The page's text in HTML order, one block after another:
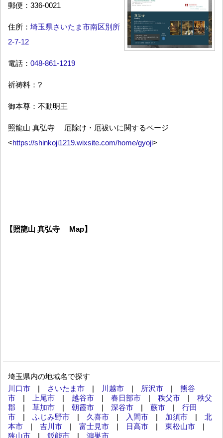
郵便：336-0021
住所： 埼玉県さいたま市南区別所
2-7-12
電話： 048-861-1219
祈祷料：?
御本尊：不動明王
照龍山 真弘寺 厄除け・厄祓いに関するページ
<https://shinkoji1219.wixsite.com/home/gyoji>
【照龍山 真弘寺 Map】
埼玉県内の地域名で探す
川口市
さいたま市 川越市 所沢市
熊谷
市
上尾市 越谷市 春日部市 秩父市
秩父
郡
草加市 朝霞市 深谷市 蕨市
行田
市
ふじみ野市 久喜市 入間市 加須市
北
本市
吉川市 富士見市 日高市 東松山市
狭山市
飯能市 鴻巣市